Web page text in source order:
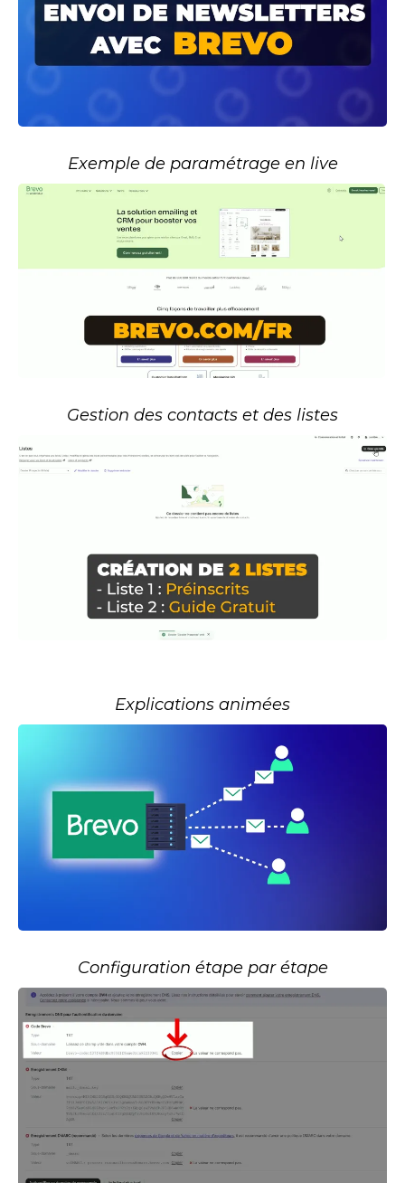
Exemple de paramétrage en live
Gestion des contacts et des listes
Explications animées
Configuration étape par étape